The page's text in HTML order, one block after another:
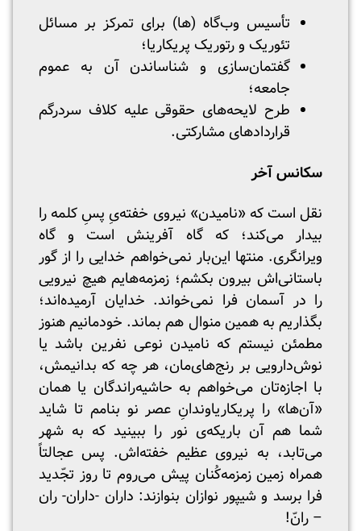
تأسیس وب‌گاه‌ (ها) برای تمرکز بر مسائل
تئوریک و رتوریک پریکاریا؛
گفتمان‌سازی و شناساندن آن به عموم
جامعه؛
طرح لایحه‌‌های حقوقی علیه کلاف سردرگم
قراردادهای مشارکتی.
سکانس آخر
نقل است که «نامیدن» نیروی خفته‌یِ پسِ کلمه را
بیدار می‌کند؛ که گاه آفرینش است و گاه
ویرانگری. منتها این‌بار نمی‌خواهم خدایی را از گور
باستانی‌اش بیرون بکشم؛ زمزمه‌هایم هیچ نیرویی
را در آسمان فرا نمی‌خواند. خدایان آرمیده‌اند؛
بگذاریم به همین منوال هم بماند. خودمانیم هنوز
مطمئن نیستم که نامیدن نوعی نفرین باشد یا
نوش‌دارویی بر رنج‌های‌مان، هر چه که بدانیمش،
با اجازه‌تان می‌خواهم به حاشیه‌راندگان یا همان
«آن‌‌ها» را پریکاریاوندانِ عصر نو بنامم تا شاید
شما هم آن باریکه‌ی نور را ببینید که به شهر
می‌تابد، به نیروی عظیم خفته‌اش. پس عجالتاً
همراه زمین زمزمه‌کُنان پیش می‌روم تا روز تجّدید
فرا برسد و شیپور نوازان بنوازند: داران -داران- ران
– رانّ!